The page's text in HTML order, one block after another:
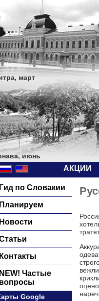
март
июнь
АКЦИИ
Гид по Словакии
Планируем
Новости
Контакты
NEW! Частые
вопросы
Google